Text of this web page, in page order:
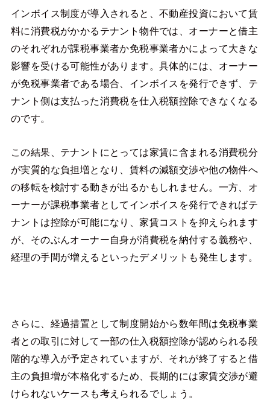
インボイス制度が導入されると、不動産投資において賃
料に消費税がかかるテナント物件では、オーナーと借主
のそれぞれが課税事業者か免税事業者かによって大きな
影響を受ける可能性があります。具体的には、オーナー
が免税事業者である場合、インボイスを発行できず、テ
ナント側は支払った消費税を仕入税額控除できなくなる
のです。
この結果、テナントにとっては家賃に含まれる消費税分
が実質的な負担増となり、賃料の減額交渉や他の物件へ
の移転を検討する動きが出るかもしれません。一方、オ
ーナーが課税事業者としてインボイスを発行できればテ
ナントは控除が可能になり、家賃コストを抑えられます
が、そのぶんオーナー自身が消費税を納付する義務や、
経理の手間が増えるといったデメリットも発生します。
さらに、経過措置として制度開始から数年間は免税事業
者との取引に対して一部の仕入税額控除が認められる段
階的な導入が予定されていますが、それが終了すると借
主の負担増が本格化するため、長期的には家賃交渉が避
けられないケースも考えられるでしょう。